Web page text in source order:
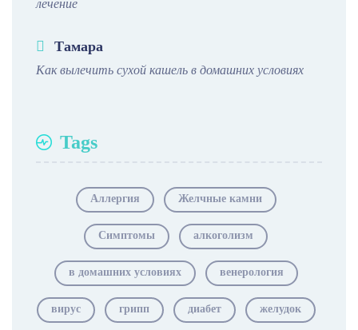
лечение
Тамара
Как вылечить сухой кашель в домашних условиях
Tags
Аллергия Желчные камни
Симптомы алкоголизм
в домашних условиях венерология
вирус грипп диабет желудок